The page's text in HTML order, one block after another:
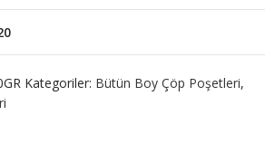
Kategoriler: Bütün Boy Çöp Poşetleri,